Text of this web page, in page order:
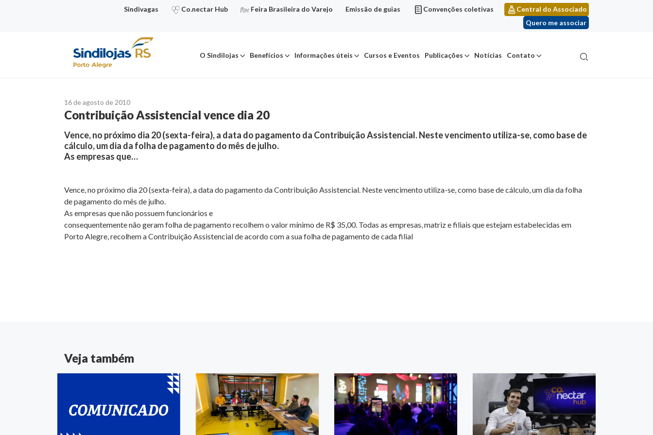
Sindivagas Co.nectar Hub Feira Brasileira do Varejo Emissão de guias Convenções coletivas
Central do Associado
Quero me associar
O Sindilojas Benefícios Informações úteis Cursos e Eventos Publicações Notícias Contato
16 de agosto de 2010
Contribuição Assistencial vence dia 20
Vence, no próximo dia 20 (sexta-feira), a data do pagamento da Contribuição Assistencial. Neste vencimento utiliza-se, como base de
cálculo, um dia da folha de pagamento do mês de julho.
As empresas que…
Vence, no próximo dia 20 (sexta-feira), a data do pagamento da Contribuição Assistencial. Neste vencimento utiliza-se, como base de cálculo, um dia da folha
de pagamento do mês de julho.
As empresas que não possuem funcionários e
consequentemente não geram folha de pagamento recolhem o valor mínimo de R$ 35,00. Todas as empresas, matriz e filiais que estejam estabelecidas em
Porto Alegre, recolhem a Contribuição Assistencial de acordo com a sua folha de pagamento de cada filial
Veja também